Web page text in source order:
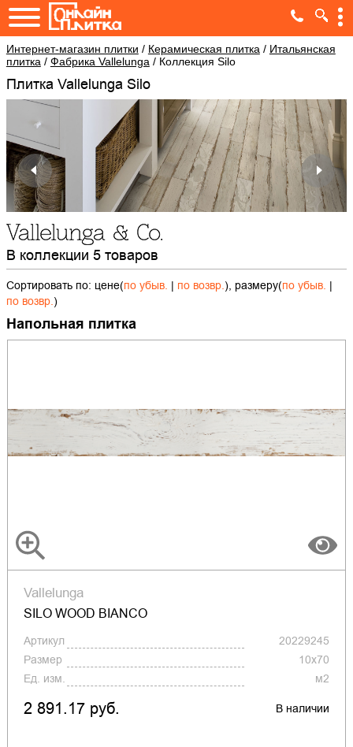
Интернет-магазин плитки / Керамическая плитка / Итальянская
плитка / Фабрика Vallelunga / Коллекция Silo
Плитка Vallelunga Silo
В коллекции 5 товаров
Сортировать по: цене(по убыв. | по возвр.), размеру(по убыв. |
по возвр.)
Напольная плитка
Vallelunga
SILO WOOD BIANCO
Артикул
20229245
Размер
10x70
Ед. изм.
м2
2 891.17 руб. В наличии